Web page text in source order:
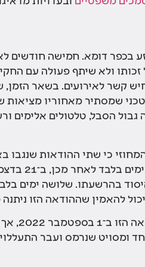
2015, עם הרצח המזעזע בכפר דומא.
ולא שיתף פעולה עם
טכני שמסתיר מאחוריו מציאות
הסבל, טלטולים אלימים
. אך שלושה
בהרשעתו. שלושה ימים
להאמין שההודאה הזו ניתנה
בית המשפט
ומסויט שנרמס ועבר